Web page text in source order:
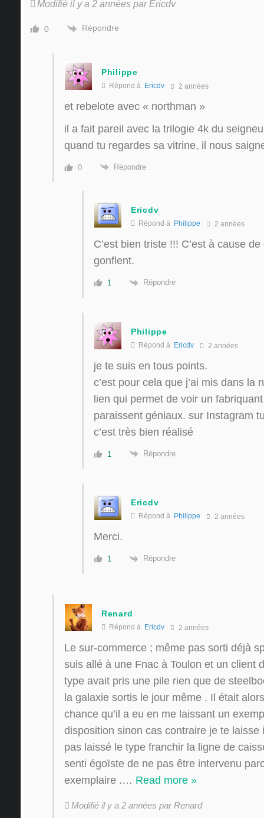
Modifié il y a 2 années par Ericdv
0 Répondre
Philippe
Répond à Ericdv 2 années
et rebelote avec « northman »
il a fait pareil avec la trilogie 4k du
quand tu regardes sa vitrine, il nous
0 Répondre
Ericdv
Répond à Philippe 2 années
C’est bien triste !!! C’est à cause
gonflent.
1 Répondre
Philippe
Répond à Ericdv 2 années
je te suis en tous points.
c’est pour cela que j’ai mis dans la
lien qui permet de voir un
paraissent géniaux. sur Instagram
c’est très bien réalisé
1 Répondre
Ericdv
Répond à Philippe 2 années
Merci.
1 Répondre
Renard
Répond à Ericdv 2 années
Le sur-commerce ; même pas sorti déjà
suis allé à une Fnac à Toulon et un client
type avait pris une pile rien que de
la galaxie sortis le jour même . Il était
chance qu’il a eu en me laissant un
disposition sinon cas contraire je te
pas laissé le type franchir la ligne de
senti égoïste de ne pas être intervenu
exemplaire .… Read more »
Modifié il y a 2 années par Renard